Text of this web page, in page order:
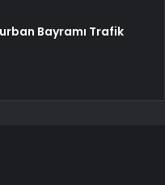
Bayramı Trafik